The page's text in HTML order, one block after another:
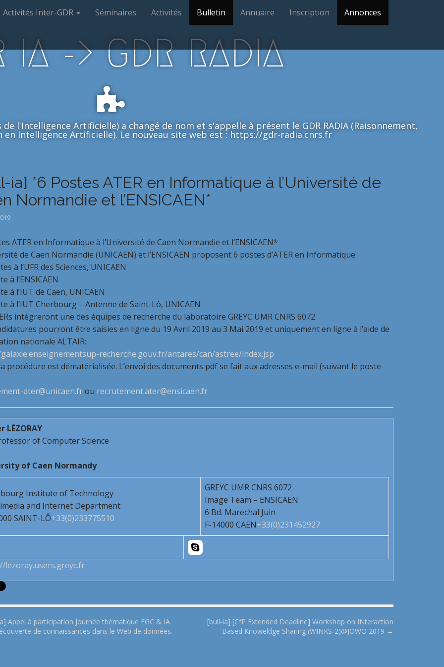
Activités Inter-GDR Séminaires Activités Bulletin Annuaire Inscription Annonces
IA -> GDR RADIA
l'Intelligence Artificielle) a changé de nom et s'appelle à présent le GDR RADIA (Raisonnement,
en Intelligence Artificielle). Le nouveau site web est : https://gdr-radia.cnrs.fr
ia] *6 Postes ATER en Informatique à l’Université de
Normandie et l’ENSICAEN*
ATER en Informatique à l’Université de Caen Normandie et l’ENSICAEN*
de Caen Normandie (UNICAEN) et l’ENSICAEN proposent 6 postes d’ATER en Informatique :
à l’UFR des Sciences, UNICAEN
à l’ENSICAEN
à l’IUT de Caen, UNICAEN
à l’IUT Cherbourg – Antenne de Saint-Lô, UNICAEN
intégreront une des équipes de recherche du laboratoire GREYC UMR CNRS 6072.
pourront être saisies en ligne du 19 Avril 2019 au 3 Mai 2019 et uniquement en ligne à l’aide de
nationale ALTAIR:
recherche.gouv.fr/antares/can/astree/index.jsp
procédure est dématérialisée. L’envoi des documents pdf se fait aux adresses e-mail (suivant le poste
ater@unicaen.frou recrutement.ater@ensicaen.fr
LÉZORAY
of Computer Science
of Caen Normandy
Institute of Technology
and Internet Department
SAINT-LÔ+33(0)233775510
GREYC UMR CNRS 6072
Image Team – ENSICAEN
6 Bd. Marechal Juin
F-14000 CAEN+33(0)231452927
lezoray.users.greyc.fr
Appel à participation Journée thématique EGC & IA
de connaissances dans le Web de données.
[bull-ia] [CfP Extended Deadline] Workshop on INteraction
Based Knoweldge Sharing (WINKS-2)@JOWO 2019 →